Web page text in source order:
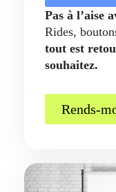
Pas à l’aise
Rides,
tout est
souhaitez.
Rends-